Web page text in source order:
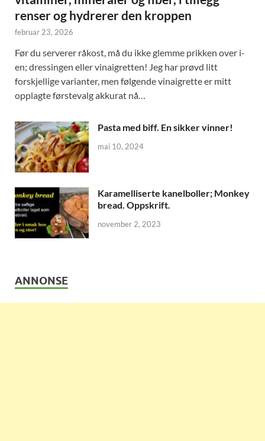
renser og hydrerer den kroppen
februar 23, 2026
Før du serverer råkost, må du ikke glemme prikken over i-
en; dressingen eller vinaigretten! Jeg har prøvd litt
forskjellige varianter, men følgende vinaigrette er mitt
opplagte førstevalg akkurat nå…
Pasta med biff. En sikker vinner!
mai 10, 2024
Karamelliserte kanelboller; Monkey
bread. Oppskrift.
november 2, 2023
ANNONSE